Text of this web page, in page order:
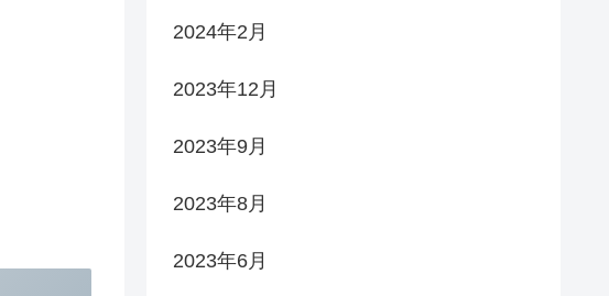
2024年2月
2023年12月
2023年9月
2023年8月
2023年6月